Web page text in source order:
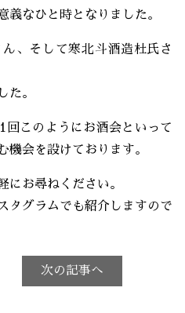
義なひと時となりました。
、そして寒北斗酒造杜氏さ
た。
回このようにお酒会といって
機会を設けております。
にお尋ねください。
タグラムでも紹介しますので
次の記事へ